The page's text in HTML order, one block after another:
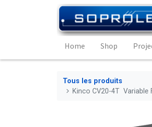
Home Shop
Tous les produits
Kinco CV20-4T Variable